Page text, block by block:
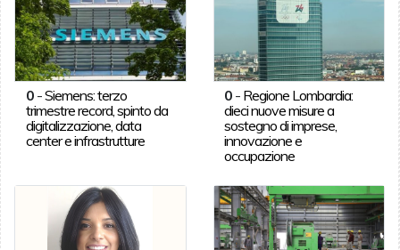
0-Siemens: terzo
trimestre record, spinto da
digitalizzazione, data
center e infrastrutture
0 - Regione Lombardia:
dieci nuove misure a
sostegno di imprese,
innovazione e
occupazione